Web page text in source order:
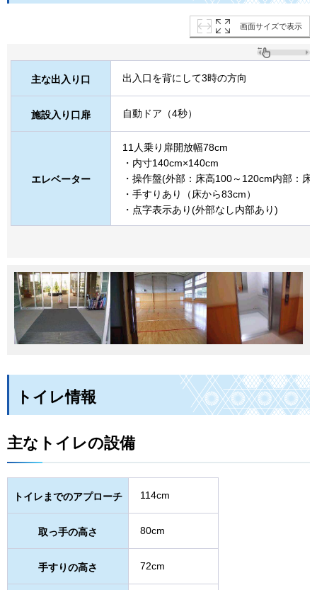
画面サイズで表示
主な出入り口 出入口を背にして3時の方向
施設入り口扉 自動ドア（4秒）
エレベーター
11人乗り扉開放幅78cm
・内寸140cm×140cm
・操作盤(外部：床高100～120cm内部：床
・手すりあり（床から83cm）
・点字表示あり(外部なし内部あり)
トイレ情報
主なトイレの設備
トイレまでのアプローチ 114cm
取っ手の高さ 80cm
手すりの高さ 72cm